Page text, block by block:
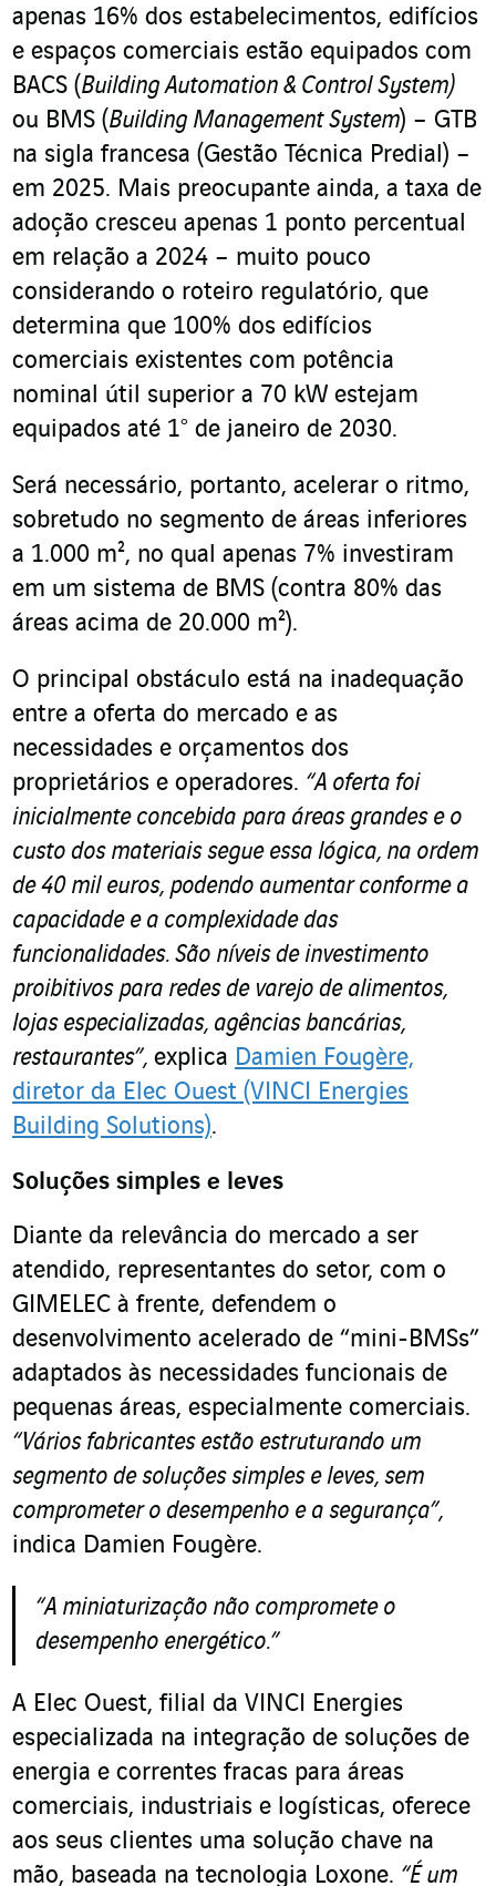
apenas 16% dos estabelecimentos, edifícios
e espaços comerciais estão equipados com
BACS (Building Automation & Control System)
ou BMS (Building Management System) – GTB
na sigla francesa (Gestão Técnica Predial) –
em 2025. Mais preocupante ainda, a taxa de
adoção cresceu apenas 1 ponto percentual
em relação a 2024 – muito pouco
considerando o roteiro regulatório, que
determina que 100% dos edifícios
comerciais existentes com potência
nominal útil superior a 70 kW estejam
equipados até 1° de janeiro de 2030.
Será necessário, portanto, acelerar o ritmo,
sobretudo no segmento de áreas inferiores
a 1.000 m², no qual apenas 7% investiram
em um sistema de BMS (contra 80% das
áreas acima de 20.000 m²).
O principal obstáculo está na inadequação
entre a oferta do mercado e as
necessidades e orçamentos dos
proprietários e operadores. “A oferta foi
inicialmente concebida para áreas grandes e o
custo dos materiais segue essa lógica, na ordem
de 40 mil euros, podendo aumentar conforme a
capacidade e a complexidade das
funcionalidades. São níveis de investimento
proibitivos para redes de varejo de alimentos,
lojas especializadas, agências bancárias,
restaurantes”, explica Damien Fougère,
diretor da Elec Ouest (VINCI Energies
Building Solutions).
Soluções simples e leves
Diante da relevância do mercado a ser
atendido, representantes do setor, com o
GIMELEC à frente, defendem o
desenvolvimento acelerado de “mini-BMSs”
adaptados às necessidades funcionais de
pequenas áreas, especialmente comerciais.
“Vários fabricantes estão estruturando um
segmento de soluções simples e leves, sem
comprometer o desempenho e a segurança”,
indica Damien Fougère.
“A miniaturização não compromete o
desempenho energético.”
A Elec Ouest, filial da VINCI Energies
especializada na integração de soluções de
energia e correntes fracas para áreas
comerciais, industriais e logísticas, oferece
aos seus clientes uma solução chave na
mão, baseada na tecnologia Loxone. “É um